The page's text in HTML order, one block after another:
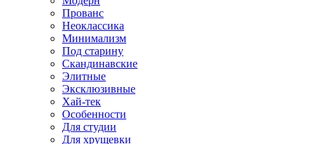
Прованс
Неоклассика
Минимализм
Под старину
Скандинавские
Элитные
Эксклюзивные
Хай-тек
Особенности
Для студии
Для хрущевки